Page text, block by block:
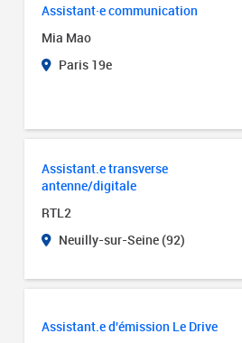
Assistant·e communication
Mia Mao
Paris 19e
Assistant.e transverse
antenne/digitale
RTL2
Neuilly-sur-Seine (92)
Assistant.e d'émission Le Drive